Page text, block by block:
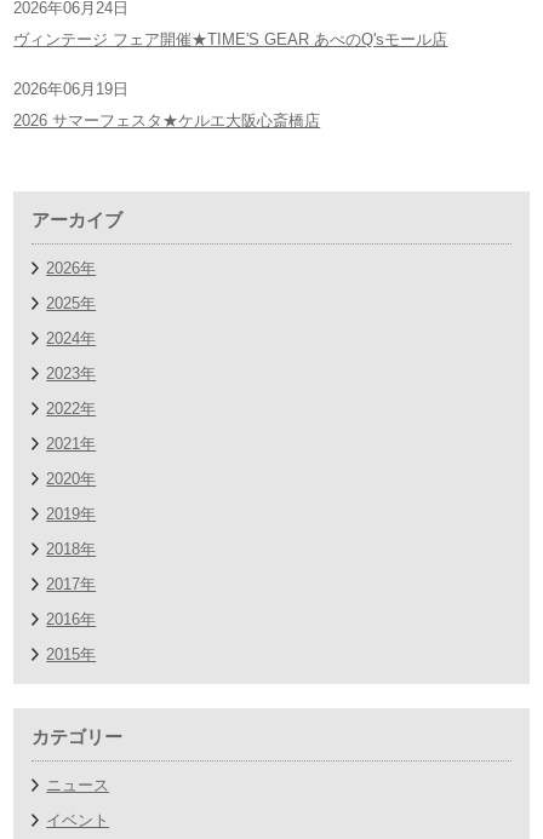
2026年06月24日
ヴィンテージ フェア開催★TIME'S GEAR あべのQ'sモール店
2026年06月19日
2026 サマーフェスタ★ケルエ大阪心斎橋店
アーカイブ
2026年
2025年
2024年
2023年
2022年
2021年
2020年
2019年
2018年
2017年
2016年
2015年
カテゴリー
ニュース
イベント